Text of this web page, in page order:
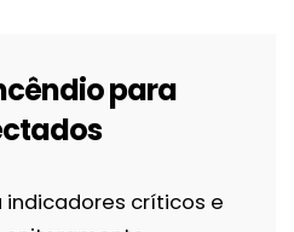
para
indicadores críticos e